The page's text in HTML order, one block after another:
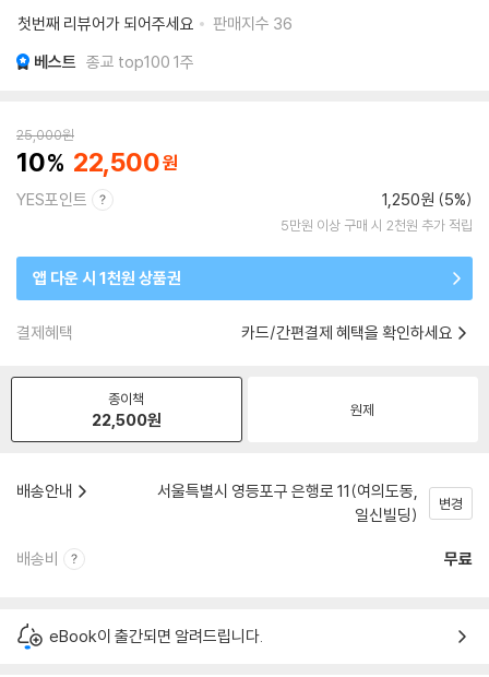
첫번째 리뷰어가 되어주세요
판매지수 36
베스트 종교 top100 1주
25,000원
10 22,500
YES포인트 1,250원 (5%)
5만원 이상 구매 시 2천원 추가 적립
앱 다운 시 1천원 상품권
결제혜택 카드/간편결제 혜택을 확인하세요
종이책
22,500원 원제
배송안내
서울특별시 영등포구 은행로 11(여의도동,
일신빌딩)
변경
배송비 무료
eBook이 출간되면 알려드립니다.